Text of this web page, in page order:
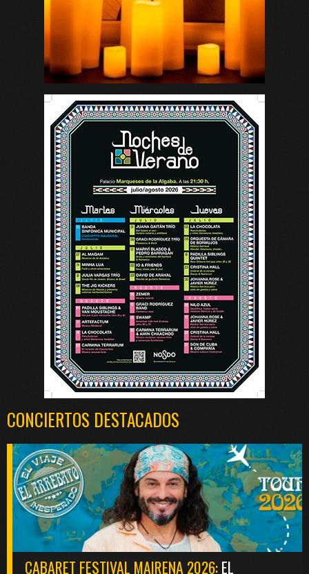
CONCIERTOS DESTACADOS
CABARET FESTIVAL MAIRENA 2026:EL